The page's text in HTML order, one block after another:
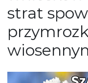
strat